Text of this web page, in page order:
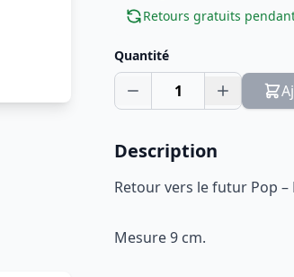
Retours gratuits
Quantité
1
Description
Retour vers le futur Pop
Mesure 9 cm.